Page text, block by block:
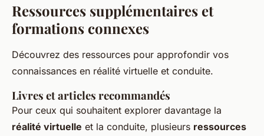
Ressources supplémentaires et
formations connexes
Découvrez des ressources pour approfondir vos
connaissances en réalité virtuelle et conduite.
Livres et articles recommandés
Pour ceux qui souhaitent explorer davantage la
réalité virtuelle et la conduite, plusieurs ressources